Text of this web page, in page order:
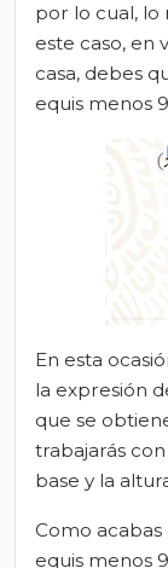
por lo cual, lo
este caso, en
casa, debes
equis menos
En esta
la expresión
que se
trabajarás
base y la
Como acabas
equis menos